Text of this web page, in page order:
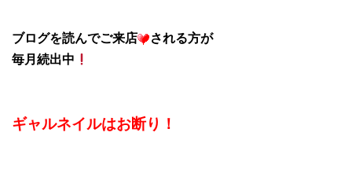
ブログを読んでご来店
される方が
毎月続出中
ギャルネイルはお断り！